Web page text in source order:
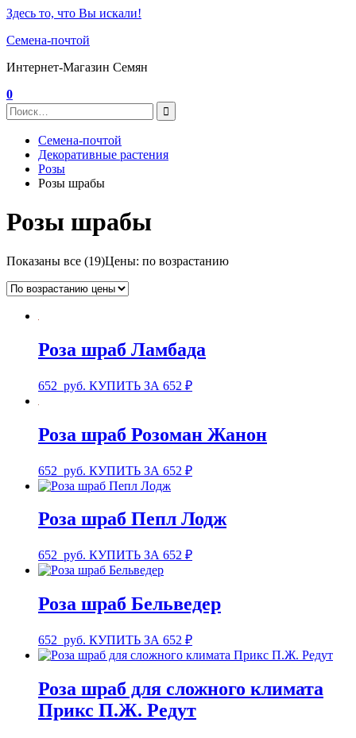
Здесь то, что Вы искали!
Семена-почтой
Интернет-Магазин Семян
0
Семена-почтой
Декоративные растения
Розы
Розы шрабы
Розы шрабы
Показаны все (19)Цены: по возрастанию
Роза шраб Ламбада
652 руб. КУПИТЬ ЗА 652 ₽
Роза шраб Розоман Жанон
652 руб. КУПИТЬ ЗА 652 ₽
Роза шраб Пепл Лодж
652 руб. КУПИТЬ ЗА 652 ₽
Роза шраб Бельведер
652 руб. КУПИТЬ ЗА 652 ₽
Роза шраб для сложного климата
Прикс П.Ж. Редут